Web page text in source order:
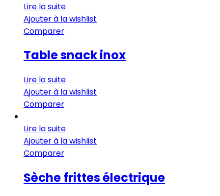
Lire la suite
Ajouter à la wishlist
Comparer
Table snack inox
Lire la suite
Ajouter à la wishlist
Comparer
Lire la suite
Ajouter à la wishlist
Comparer
Sèche frittes électrique